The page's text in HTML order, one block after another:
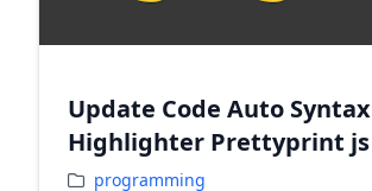
Update Code Auto Syntax
Highlighter Prettyprint js
programming